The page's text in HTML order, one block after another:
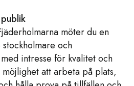
möter du en
och
intresse för kvalitet och
att arbeta på plats,